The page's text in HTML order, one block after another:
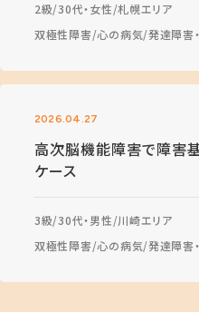
2級 30代・女性 札幌エリア
双極性障害 心の病気 発達障害
2026.04.27
高次脳機能障害で障害
ケース
3級 30代・男性 川崎エリア
双極性障害 心の病気 発達障害